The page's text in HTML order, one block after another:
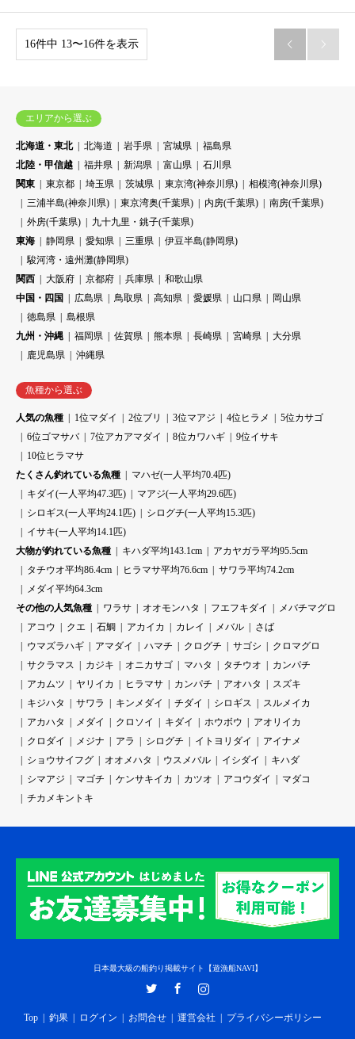
16件中 13〜16件を表示  
エリアから選ぶ
北海道・東北 北海道 岩手県 宮城県
福島県
北陸・甲信越
福井県 新潟県 富山県
石川県
関東
東京都 埼玉県 茨城県 東京湾(神奈川県)
相模湾(神奈川県)
三浦半島(神奈川県)
東京湾奥(千葉県) 内房(千葉県)
南房(千葉県)
外房(千葉県)
九十九里・銚子(千葉県)
東海
静岡県 愛知県 三重県
伊豆半島(静岡県)
駿河湾・遠州灘(静岡県)
関西
大阪府 京都府 兵庫県
和歌山県
中国・四国
広島県 鳥取県 高知県 愛媛県 山口県
岡山県
徳島県
島根県
九州・沖縄
福岡県 佐賀県 熊本県 長崎県 宮崎県
大分県
鹿児島県
沖縄県
魚種から選ぶ
人気の魚種 1位マダイ 2位ブリ 3位マアジ 4位ヒラメ
5位カサゴ
6位ゴマサバ
7位アカアマダイ 8位カワハギ
9位イサキ
10位ヒラマサ
たくさん釣れている魚種
マハゼ(一人平均70.4匹)
キダイ(一人平均47.3匹)
マアジ(一人平均29.6匹)
シロギス(一人平均24.1匹)
シログチ(一人平均15.3匹)
イサキ(一人平均14.1匹)
大物が釣れている魚種
キハダ平均143.1cm
アカヤガラ平均95.5cm
タチウオ平均86.4cm
ヒラマサ平均76.6cm
サワラ平均74.2cm
メダイ平均64.3cm
その他の人気魚種
ワラサ オオモンハタ フエフキダイ
メバチマグロ
アコウ
クエ 石鯛 アカイカ カレイ メバル
さば
ウマズラハギ
アマダイ ハマチ クログチ サゴシ
クロマグロ
サクラマス
カジキ オニカサゴ マハタ タチウオ
カンパチ
アカムツ
ヤリイカ ヒラマサ カンパチ アオハタ
スズキ
キジハタ
サワラ キンメダイ チダイ シロギス
スルメイカ
アカハタ
メダイ クロソイ キダイ ホウボウ
アオリイカ
クロダイ
メジナ アラ シログチ イトヨリダイ
アイナメ
ショウサイフグ
オオメハタ ウスメバル イシダイ
キハダ
シマアジ
マゴチ ケンサキイカ カツオ アコウダイ
マダコ
チカメキントキ
日本最大級の船釣り掲載サイト【遊漁船NAVI】
Top 釣果 ログイン お問合せ 運営会社 プライバシーポリシー